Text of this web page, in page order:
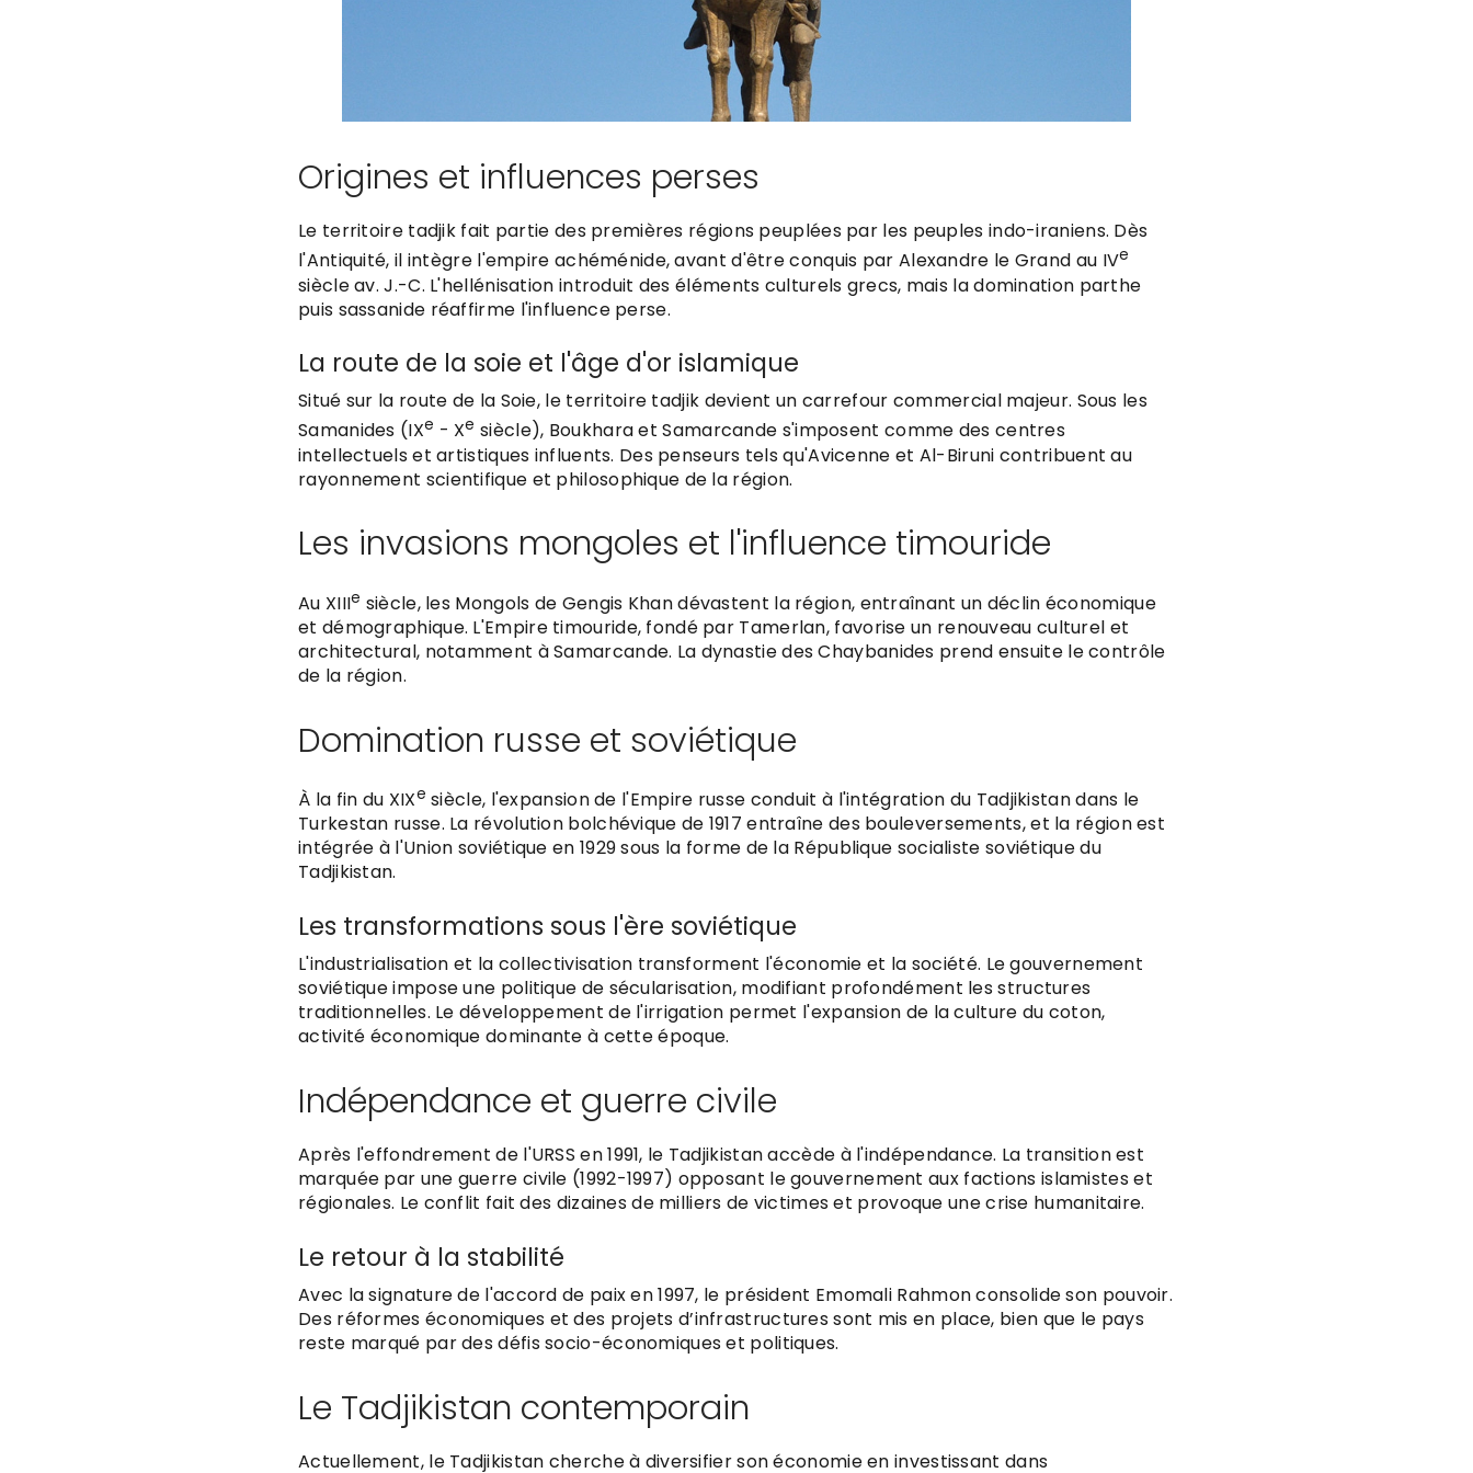
Origines et influences perses
Le territoire tadjik fait partie des premières régions peuplées par les peuples indo-iraniens. Dès
l'Antiquité, il intègre l'empire achéménide, avant d'être conquis par Alexandre le Grand au IVe
siècle av. J.-C. L'hellénisation introduit des éléments culturels grecs, mais la domination parthe
puis sassanide réaffirme l'influence perse.
La route de la soie et l'âge d'or islamique
Situé sur la route de la Soie, le territoire tadjik devient un carrefour commercial majeur. Sous les
Samanides (IXe - Xe siècle), Boukhara et Samarcande s'imposent comme des centres
intellectuels et artistiques influents. Des penseurs tels qu'Avicenne et Al-Biruni contribuent au
rayonnement scientifique et philosophique de la région.
Les invasions mongoles et l'influence timouride
Au XIIIe siècle, les Mongols de Gengis Khan dévastent la région, entraînant un déclin économique
et démographique. L'Empire timouride, fondé par Tamerlan, favorise un renouveau culturel et
architectural, notamment à Samarcande. La dynastie des Chaybanides prend ensuite le contrôle
de la région.
Domination russe et soviétique
À la fin du XIXe siècle, l'expansion de l'Empire russe conduit à l'intégration du Tadjikistan dans le
Turkestan russe. La révolution bolchévique de 1917 entraîne des bouleversements, et la région est
intégrée à l'Union soviétique en 1929 sous la forme de la République socialiste soviétique du
Tadjikistan.
Les transformations sous l'ère soviétique
L'industrialisation et la collectivisation transforment l'économie et la société. Le gouvernement
soviétique impose une politique de sécularisation, modifiant profondément les structures
traditionnelles. Le développement de l'irrigation permet l'expansion de la culture du coton,
activité économique dominante à cette époque.
Indépendance et guerre civile
Après l'effondrement de l'URSS en 1991, le Tadjikistan accède à l'indépendance. La transition est
marquée par une guerre civile (1992-1997) opposant le gouvernement aux factions islamistes et
régionales. Le conflit fait des dizaines de milliers de victimes et provoque une crise humanitaire.
Le retour à la stabilité
Avec la signature de l'accord de paix en 1997, le président Emomali Rahmon consolide son pouvoir.
Des réformes économiques et des projets d’infrastructures sont mis en place, bien que le pays
reste marqué par des défis socio-économiques et politiques.
Le Tadjikistan contemporain
Actuellement, le Tadjikistan cherche à diversifier son économie en investissant dans